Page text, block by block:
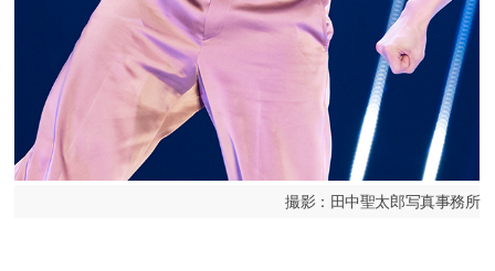
撮影：田中聖太郎写真事務所